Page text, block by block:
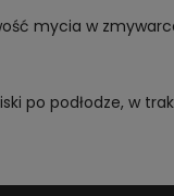
mycia w
po podłodze, w